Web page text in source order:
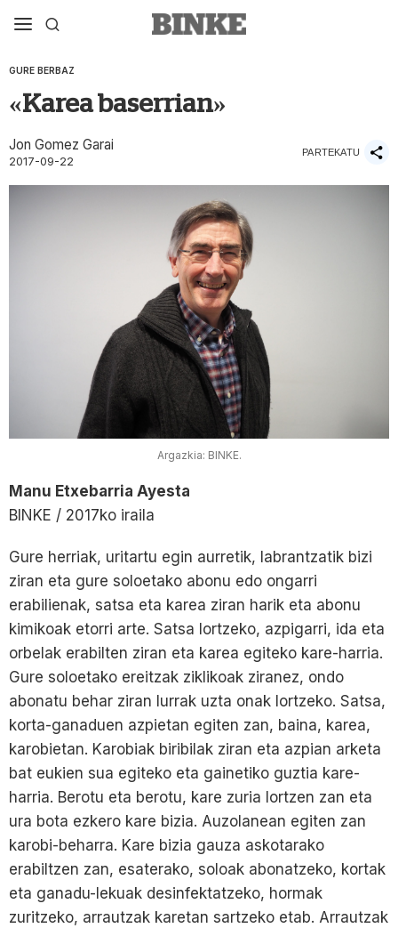
GURE BERBAZ
«Karea baserrian»
Jon Gomez Garai
2017-09-22
PARTEKATU
Argazkia: BINKE.
Manu Etxebarria Ayesta
BINKE / 2017ko iraila
Gure herriak, uritartu egin aurretik, labrantzatik bizi
ziran eta gure soloetako abonu edo ongarri
erabilienak, satsa eta karea ziran harik eta abonu
kimikoak etorri arte. Satsa lortzeko, azpigarri, ida eta
orbelak erabilten ziran eta karea egiteko kare-harria.
Gure soloetako ereitzak ziklikoak ziranez, ondo
abonatu behar ziran lurrak uzta onak lortzeko. Satsa,
korta-ganaduen azpietan egiten zan, baina, karea,
karobietan. Karobiak biribilak ziran eta azpian arketa
bat eukien sua egiteko eta gainetiko guztia kare-
harria. Berotu eta berotu, kare zuria lortzen zan eta
ura bota ezkero kare bizia. Auzolanean egiten zan
karobi-beharra. Kare bizia gauza askotarako
erabiltzen zan, esaterako, soloak abonatzeko, kortak
eta ganadu-lekuak desinfektatzeko, hormak
zuritzeko, arrautzak karetan sartzeko etab. Arrautzak